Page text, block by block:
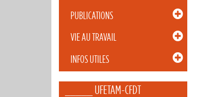
PUBLICATIONS
VIE AU TRAVAIL
INFOS UTILES
_____ UFETAM-CFDT